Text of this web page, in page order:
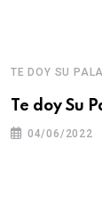
TE DOY SU
Te doy Su
04/06/2022